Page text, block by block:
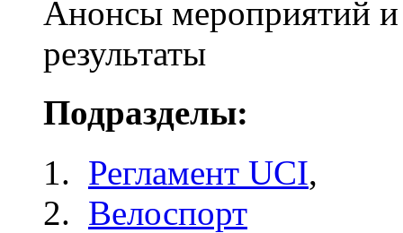
Анонсы мероприятий и
результаты
Подразделы:
Регламент UCI,
Велоспорт